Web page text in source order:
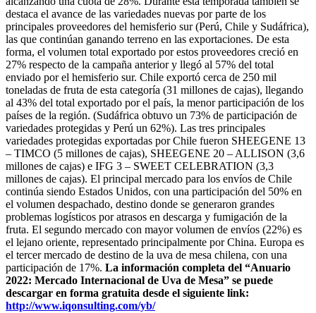
destaca el avance de las variedades nuevas por parte de los
principales proveedores del hemisferio sur (Perú, Chile y Sudáfrica),
las que continúan ganando terreno en las exportaciones. De esta
forma, el volumen total exportado por estos proveedores creció en
27% respecto de la campaña anterior y llegó al 57% del total
enviado por el hemisferio sur. Chile exportó cerca de 250 mil
toneladas de fruta de esta categoría (31 millones de cajas), llegando
al 43% del total exportado por el país, la menor participación de los
países de la región. (Sudáfrica obtuvo un 73% de participación de
variedades protegidas y Perú un 62%). Las tres principales
variedades protegidas exportadas por Chile fueron SHEEGENE 13
– TIMCO (5 millones de cajas), SHEEGENE 20 – ALLISON (3,6
millones de cajas) e IFG 3 – SWEET CELEBRATION (3,3
millones de cajas). El principal mercado para los envíos de Chile
continúa siendo Estados Unidos, con una participación del 50% en
el volumen despachado, destino donde se generaron grandes
problemas logísticos por atrasos en descarga y fumigación de la
fruta. El segundo mercado con mayor volumen de envíos (22%) es
el lejano oriente, representado principalmente por China. Europa es
el tercer mercado de destino de la uva de mesa chilena, con una
participación de 17%. La información completa del “Anuario
2022: Mercado Internacional de Uva de Mesa” se puede
descargar en forma gratuita desde el siguiente link:
http://www.iqonsulting.com/yb/